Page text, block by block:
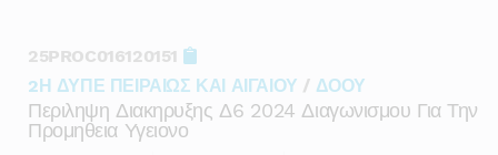
25PROC016120151
2Η ΔΥΠΕ ΠΕΙΡΑΙΩΣ ΚΑΙ ΑΙΓΑΙΟΥ / ΔΟΟΥ
Περιληψη Διακηρυξης Δ6 2024 Διαγωνισμου Για Την
Προμηθεια Υγειονο